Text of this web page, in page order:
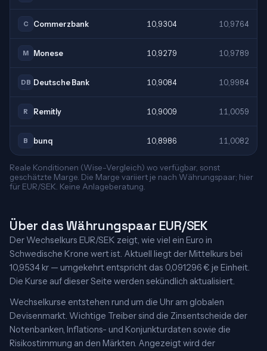
C Commerzbank 10,9304 10,9764
M Monese 10,9279 10,9789
DB Deutsche Bank 10,9084 10,9984
R Remitly 10,9009 11,0059
B bunq 10,8986 11,0082
Reale Konditionen (Wise-Vergleich) wo verfügbar, sonst
geschätzte Marge. Die Marge variiert je nach Währungspaar; hier
für EUR/SEK. Keine Anlageberatung.
Über das Währungspaar EUR/SEK
Der Wechselkurs EUR/SEK zeigt, wie viel ein Euro in
Schwedische Krone wert ist. Aktuell liegt der Mittelkurs bei
10,9534 kr — umgekehrt entspricht das 0,091296 € je Einheit.
Die Kurse auf dieser Seite werden sekündlich aktualisiert.
Wechselkurse entstehen rund um die Uhr am globalen
Devisenmarkt. Wichtige Treiber sind die Zinsentscheide der
Notenbanken, Inflations- und Konjunkturdaten sowie die
Risikostimmung an den Märkten. Angezeigt wird der